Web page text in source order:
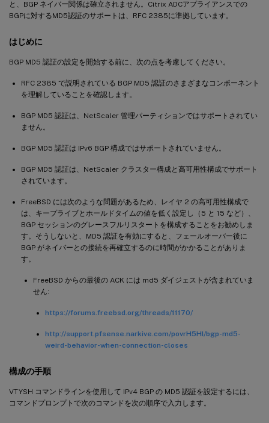
と、BGP ネイバー関係は確立されません。Citrix ADCアプライアンスでの
BGPに対するMD5認証のサポートは、RFC 2385に準拠しています。
はじめに
BGP MD5 認証の設定を開始する前に、次の点を考慮してください。
RFC 2385 で説明されている BGP MD5 認証のさまざまなコンポーネント
を理解していることを確認します。
BGP MD5 認証は、NetScaler 管理パーティションではサポートされてい
ません。
BGP MD5 認証は IPv6 BGP 構成ではサポートされていません。
BGP MD5 認証は、NetScaler クラスター構成と高可用性構成でサポート
されています。
FreeBSD には次のような問題があるため、レイヤ 2 の高可用性構成で
は、キープライブとホールドタイムの値を低く設定し（5 と 15 など）、
BGP セッションのグレースフルリスタートを構成することをお勧めしま
す。そうしないと、MD5 認証を有効にすると、フェールオーバー後に
BGP がネイバーとの接続を再確立するのに時間がかかることがありま
す。
FreeBSD からの最後の ACK には md5 ダイジェストが含まれていま
せん:
https://forums.freebsd.org/threads/11170/
http://support.pfsense.narkive.com/povrH5HI/bgp-md5-
weird-behavior-when-connection-closes
構成の手順
VTYSH コマンドラインを使用して IPv4 BGP の MD5 認証を設定するには、
コマンドプロンプトで次のコマンドを次の順序で入力します。